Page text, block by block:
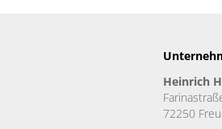
Heinrich
72250